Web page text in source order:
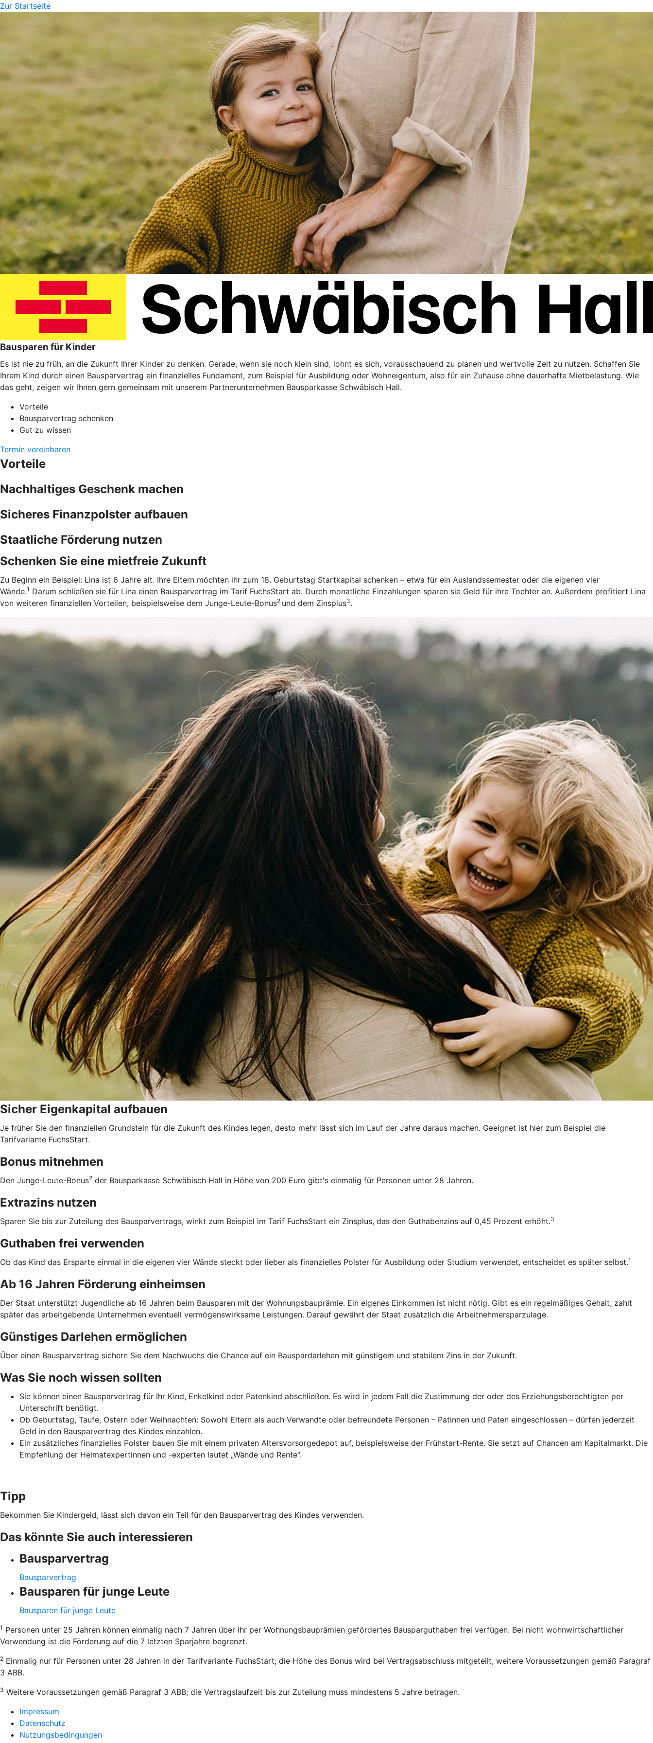
Zur Startseite
Bausparen für Kinder
Es ist nie zu früh, an die Zukunft Ihrer Kinder zu denken. Gerade, wenn sie noch klein sind, lohnt es sich, vorausschauend zu planen und wertvolle Zeit zu nutzen. Schaffen Sie
Ihrem Kind durch einen Bausparvertrag ein finanzielles Fundament, zum Beispiel für Ausbildung oder Wohneigentum, also für ein Zuhause ohne dauerhafte Mietbelastung. Wie
das geht, zeigen wir Ihnen gern gemeinsam mit unserem Partnerunternehmen Bausparkasse Schwäbisch Hall.
Vorteile
Bausparvertrag schenken
Gut zu wissen
Termin vereinbaren
Vorteile
Nachhaltiges Geschenk machen
Sicheres Finanzpolster aufbauen
Staatliche Förderung nutzen
Schenken Sie eine mietfreie Zukunft
Zu Beginn ein Beispiel: Lina ist 6 Jahre alt. Ihre Eltern möchten ihr zum 18. Geburtstag Startkapital schenken – etwa für ein Auslandssemester oder die eigenen vier
Wände.1 Darum schließen sie für Lina einen Bausparvertrag im Tarif FuchsStart ab. Durch monatliche Einzahlungen sparen sie Geld für ihre Tochter an. Außerdem profitiert Lina
von weiteren finanziellen Vorteilen, beispielsweise dem Junge-Leute-Bonus2 und dem Zinsplus3.
Sicher Eigenkapital aufbauen
Je früher Sie den finanziellen Grundstein für die Zukunft des Kindes legen, desto mehr lässt sich im Lauf der Jahre daraus machen. Geeignet ist hier zum Beispiel die
Tarifvariante FuchsStart.
Bonus mitnehmen
Den Junge-Leute-Bonus2 der Bausparkasse Schwäbisch Hall in Höhe von 200 Euro gibt's einmalig für Personen unter 28 Jahren.
Extrazins nutzen
Sparen Sie bis zur Zuteilung des Bausparvertrags, winkt zum Beispiel im Tarif FuchsStart ein Zinsplus, das den Guthabenzins auf 0,45 Prozent erhöht.3
Guthaben frei verwenden
Ob das Kind das Ersparte einmal in die eigenen vier Wände steckt oder lieber als finanzielles Polster für Ausbildung oder Studium verwendet, entscheidet es später selbst.1
Ab 16 Jahren Förderung einheimsen
Der Staat unterstützt Jugendliche ab 16 Jahren beim Bausparen mit der Wohnungsbauprämie. Ein eigenes Einkommen ist nicht nötig. Gibt es ein regelmäßiges Gehalt, zahlt
später das arbeitgebende Unternehmen eventuell vermögenswirksame Leistungen. Darauf gewährt der Staat zusätzlich die Arbeitnehmer­spar­zulage.
Günstiges Darlehen ermöglichen
Über einen Bausparvertrag sichern Sie dem Nachwuchs die Chance auf ein Bauspardarlehen mit günstigem und stabilem Zins in der Zukunft.
Was Sie noch wissen sollten
Sie können einen Bausparvertrag für Ihr Kind, Enkelkind oder Patenkind abschließen. Es wird in jedem Fall die Zustimmung der oder des Erziehungsberechtigten per
Unterschrift benötigt.
Ob Geburtstag, Taufe, Ostern oder Weihnachten: Sowohl Eltern als auch Verwandte oder befreundete Personen – Patinnen und Paten eingeschlossen – dürfen jederzeit
Geld in den Bausparvertrag des Kindes einzahlen.
Ein zusätzliches finanzielles Polster bauen Sie mit einem privaten Altersvorsorgedepot auf, beispielsweise der Frühstart-Rente. Sie setzt auf Chancen am Kapitalmarkt. Die
Empfehlung der Heimatexpertinnen und -experten lautet „Wände und Rente“.
Tipp
Bekommen Sie Kindergeld, lässt sich davon ein Teil für den Bausparvertrag des Kindes verwenden.
Das könnte Sie auch interessieren
Bausparvertrag
Bausparvertrag
Bausparen für junge Leute
Bausparen für junge Leute
1 Personen unter 25 Jahren können einmalig nach 7 Jahren über ihr per Wohnungsbauprämien gefördertes Bausparguthaben frei verfügen. Bei nicht wohnwirtschaftlicher
Verwendung ist die Förderung auf die 7 letzten Sparjahre begrenzt.
2 Einmalig nur für Personen unter 28 Jahren in der Tarifvariante FuchsStart; die Höhe des Bonus wird bei Vertragsabschluss mitgeteilt, weitere Voraussetzungen gemäß Paragraf
3 ABB.
3 Weitere Voraussetzungen gemäß Paragraf 3 ABB; die Vertragslaufzeit bis zur Zuteilung muss mindestens 5 Jahre betragen.
Impressum
Datenschutz
Nutzungsbedingungen